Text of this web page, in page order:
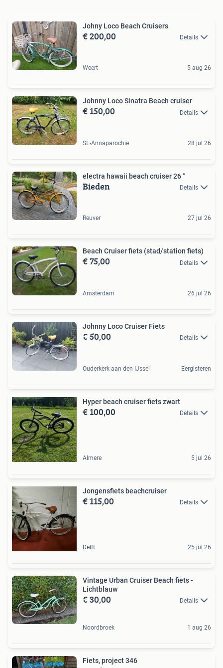
Johny Loco Beach Cruisers
€ 200,00 Details
Weert 5 aug 26
Johnny Loco Sinatra Beach cruiser
€ 150,00 Details
St.-Annaparochie 28 jul 26
electra hawaii beach cruiser 26 “
Bieden Details
Reuver 27 jul 26
Beach Cruiser fiets (stad/station fiets)
€ 75,00 Details
Amsterdam 26 jul 26
Johnny Loco Cruiser Fiets
€ 50,00 Details
Ouderkerk aan den IJssel Eergisteren
Hyper beach cruiser fiets zwart
€ 100,00 Details
Almere 5 jul 26
Jongensfiets beachcruiser
€ 115,00 Details
Delft 25 jul 26
Vintage Urban Cruiser Beach fiets -
Lichtblauw
€ 30,00 Details
Noordbroek 1 aug 26
Fiets, project 346